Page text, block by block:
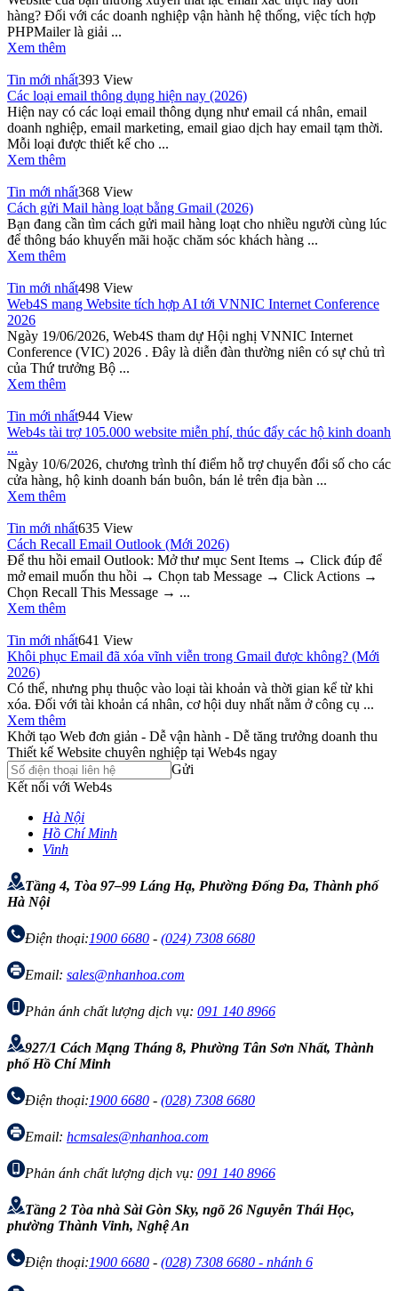
hàng? Đối với các doanh nghiệp vận hành hệ thống, việc tích hợp
PHPMailer là giải ...
Xem thêm
Tin mới nhất393 View
Các loại email thông dụng hiện nay (2026)
Hiện nay có các loại email thông dụng như email cá nhân, email
doanh nghiệp, email marketing, email giao dịch hay email tạm thời.
Mỗi loại được thiết kế cho ...
Xem thêm
Tin mới nhất368 View
Cách gửi Mail hàng loạt bằng Gmail (2026)
Bạn đang cần tìm cách gửi mail hàng loạt cho nhiều người cùng lúc
để thông báo khuyến mãi hoặc chăm sóc khách hàng ...
Xem thêm
Tin mới nhất498 View
Web4S mang Website tích hợp AI tới VNNIC Internet Conference
2026
Ngày 19/06/2026, Web4S tham dự Hội nghị VNNIC Internet
Conference (VIC) 2026 . Đây là diễn đàn thường niên có sự chủ trì
của Thứ trưởng Bộ ...
Xem thêm
Tin mới nhất944 View
Web4s tài trợ 105.000 website miễn phí, thúc đẩy các hộ kinh doanh
...
Ngày 10/6/2026, chương trình thí điểm hỗ trợ chuyển đổi số cho các
cửa hàng, hộ kinh doanh bán buôn, bán lẻ trên địa bàn ...
Xem thêm
Tin mới nhất635 View
Cách Recall Email Outlook (Mới 2026)
Để thu hồi email Outlook: Mở thư mục Sent Items → Click đúp để
mở email muốn thu hồi → Chọn tab Message → Click Actions →
Chọn Recall This Message → ...
Xem thêm
Tin mới nhất641 View
Khôi phục Email đã xóa vĩnh viễn trong Gmail được không? (Mới
2026)
Có thể, nhưng phụ thuộc vào loại tài khoản và thời gian kể từ khi
xóa. Đối với tài khoản cá nhân, cơ hội duy nhất nằm ở công cụ ...
Xem thêm
Khởi tạo Web đơn giản - Dễ vận hành - Dễ tăng trưởng doanh thu
Thiết kế Website chuyên nghiệp tại Web4s ngay
Gửi
Kết nối với Web4s
Hà Nội
Hồ Chí Minh
Vinh
Tầng 4, Tòa 97–99 Láng Hạ, Phường Đống Đa, Thành phố
Hà Nội
Điện thoại:1900 6680 - (024) 7308 6680
Email: sales@nhanhoa.com
Phản ánh chất lượng dịch vụ: 091 140 8966
927/1 Cách Mạng Tháng 8, Phường Tân Sơn Nhất, Thành
phố Hồ Chí Minh
Điện thoại:1900 6680 - (028) 7308 6680
Email: hcmsales@nhanhoa.com
Phản ánh chất lượng dịch vụ: 091 140 8966
Tầng 2 Tòa nhà Sài Gòn Sky, ngõ 26 Nguyễn Thái Học,
phường Thành Vinh, Nghệ An
Điện thoại:1900 6680 - (028) 7308 6680 - nhánh 6